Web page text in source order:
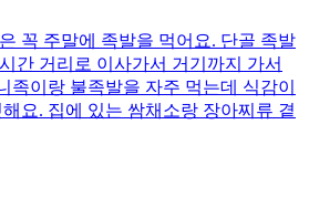
꼭 주말에 족발을 먹어요. 단골 족발
간 거리로 이사가서 거기까지 가서
족이랑 불족발을 자주 먹는데 식감이
요. 집에 있는 쌈채소랑 장아찌류 곁